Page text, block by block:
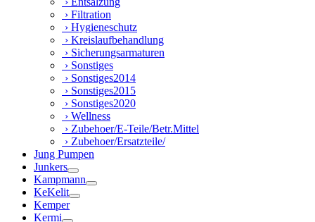
› Filtration
› Hygieneschutz
› Kreislaufbehandlung
› Sicherungsarmaturen
› Sonstiges
› Sonstiges2014
› Sonstiges2015
› Sonstiges2020
› Wellness
› Zubehoer/E-Teile/Betr.Mittel
› Zubehoer/Ersatzteile/
Jung Pumpen
Junkers
Kampmann
KeKelit
Kemper
Kermi